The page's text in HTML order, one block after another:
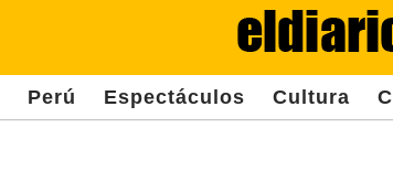
Perú Espectáculos Cultura